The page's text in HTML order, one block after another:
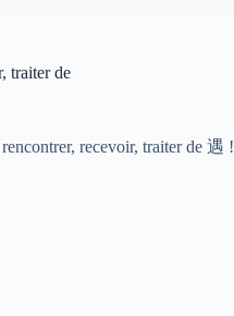
traiter de
recevoir, traiter de 遇 !